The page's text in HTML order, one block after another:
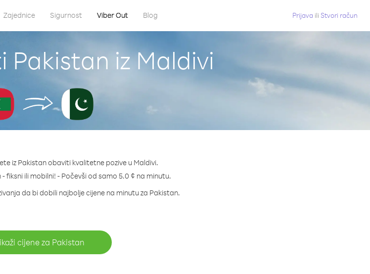
Zajednice Sigurnost Viber Out Blog Prijava ili Stvori račun
Pakistan iz Maldivi
iz Pakistan obaviti kvalitetne pozive u Maldivi.
fiksni ili mobilni! - Počevši od samo 5.0 ¢ na minutu.
da bi dobili najbolje cijene na minutu za Pakistan.
cijene za Pakistan